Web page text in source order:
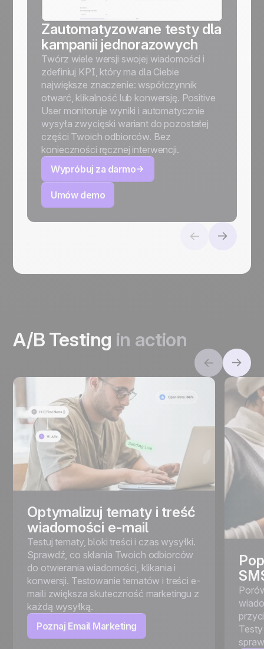
Zautomatyzowane testy dla
kampanii jednorazowych
Twórz wiele wersji swojej wiadomości i
zdefiniuj KPI, który ma dla Ciebie
największe znaczenie: współczynnik
otwarć, klikalność lub konwersję. Positive
User monitoruje wyniki i automatycznie
wysyła zwycięski wariant do pozostałej
części Twoich odbiorców. Bez
konieczności ręcznej interwencji.
Wypróbuj za darmo
Umów demo
A/B Testing in action
Optymalizuj tematy i treść
wiadomości e-mail
Testuj tematy, bloki treści i czas wysyłki.
Sprawdź, co skłania Twoich odbiorców
do otwierania wiadomości, klikania i
konwersji. Testowanie tematów i treści e-
maili zwiększa skuteczność marketingu z
każdą wysyłką.
Poznaj Email Marketing